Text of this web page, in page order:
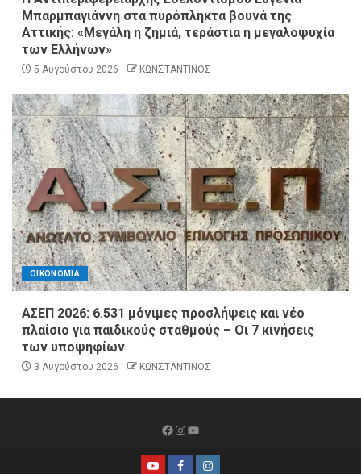
Μπαρμπαγιάννη στα πυρόπληκτα βουνά της
Αττικής: «Μεγάλη η ζημιά, τεράστια η μεγαλοψυχία
των Ελλήνων»
5 Αυγούστου 2026 ΚΩΝΣΤΑΝΤΙΝΟΣ
ΟΙΚΟΝΟΜΙΑ
ΑΣΕΠ 2026: 6.531 μόνιμες προσλήψεις και νέο
πλαίσιο για παιδικούς σταθμούς – Οι 7 κινήσεις
των υποψηφίων
3 Αυγούστου 2026 ΚΩΝΣΤΑΝΤΙΝΟΣ